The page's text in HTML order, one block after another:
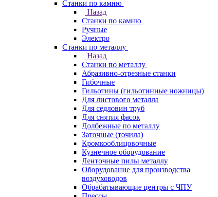
Станки по камню
Назад
Станки по камню
Ручные
Электро
Станки по металлу
Назад
Станки по металлу
Абразивно-отрезные станки
Гибочные
Гильотины (гильотинные ножницы)
Для листового металла
Для седловин труб
Для снятия фасок
Долбежные по металлу
Заточные (точила)
Кромкооблицовочные
Кузнечное оборудование
Ленточные пилы металлу
Оборудование для производства
воздуховодов
Обрабатывающие центры с ЧПУ